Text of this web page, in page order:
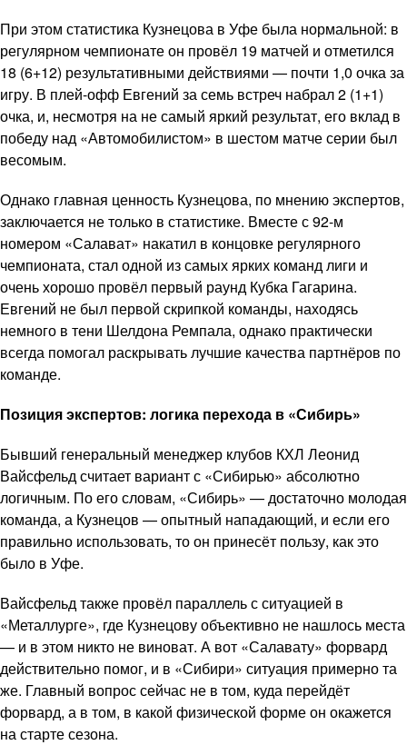
При этом статистика Кузнецова в Уфе была нормальной: в
регулярном чемпионате он провёл 19 матчей и отметился
18 (6+12) результативными действиями — почти 1,0 очка за
игру. В плей-офф Евгений за семь встреч набрал 2 (1+1)
очка, и, несмотря на не самый яркий результат, его вклад в
победу над «Автомобилистом» в шестом матче серии был
весомым.
Однако главная ценность Кузнецова, по мнению экспертов,
заключается не только в статистике. Вместе с 92-м
номером «Салават» накатил в концовке регулярного
чемпионата, стал одной из самых ярких команд лиги и
очень хорошо провёл первый раунд Кубка Гагарина.
Евгений не был первой скрипкой команды, находясь
немного в тени Шелдона Ремпала, однако практически
всегда помогал раскрывать лучшие качества партнёров по
команде.
Позиция экспертов: логика перехода в «Сибирь»
Бывший генеральный менеджер клубов КХЛ Леонид
Вайсфельд считает вариант с «Сибирью» абсолютно
логичным. По его словам, «Сибирь» — достаточно молодая
команда, а Кузнецов — опытный нападающий, и если его
правильно использовать, то он принесёт пользу, как это
было в Уфе.
Вайсфельд также провёл параллель с ситуацией в
«Металлурге», где Кузнецову объективно не нашлось места
— и в этом никто не виноват. А вот «Салавату» форвард
действительно помог, и в «Сибири» ситуация примерно та
же. Главный вопрос сейчас не в том, куда перейдёт
форвард, а в том, в какой физической форме он окажется
на старте сезона.